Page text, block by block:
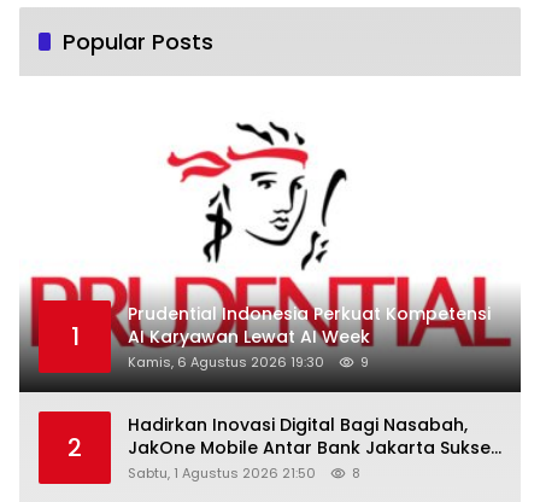
Popular Posts
1
Prudential Indonesia Perkuat Kompetensi
AI Karyawan Lewat AI Week
Kamis, 6 Agustus 2026 19:30 9
2
Hadirkan Inovasi Digital Bagi Nasabah,
JakOne Mobile Antar Bank Jakarta Sukses
Raih Digital Excellence Awards 2026
Sabtu, 1 Agustus 2026 21:50 8